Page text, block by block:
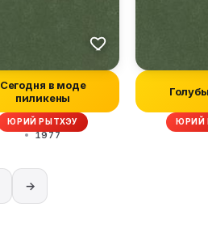
Сегодня в моде
пиликены
ЮРИЙ РЫТХЭУ
1977
ЮРИЙ
→